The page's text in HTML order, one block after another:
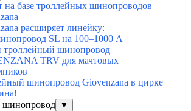
на базе троллейных шинопроводов
расширяет линейку:
SL на 100–1000 А
шинопровод
TRV для мачтовых
шинопровод Giovenzana в цирке
шинопровод
▼